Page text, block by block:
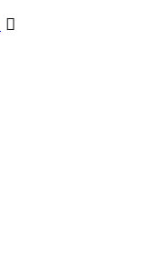
